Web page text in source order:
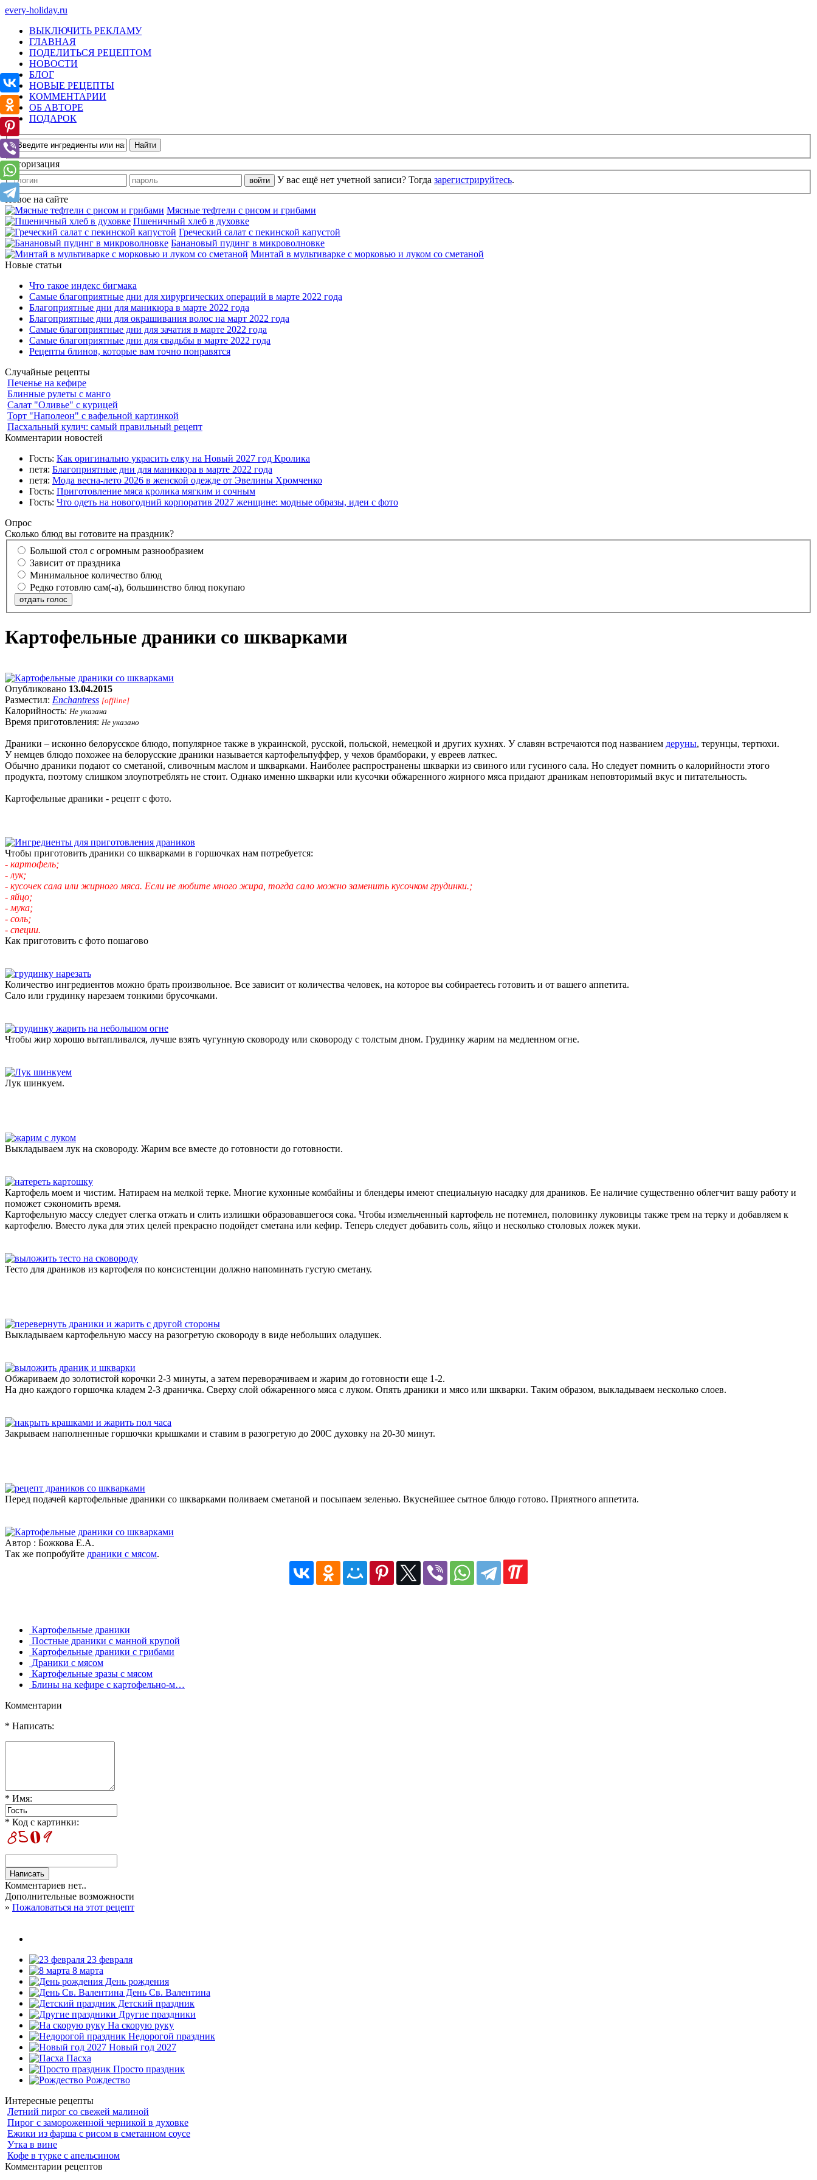
every-holiday.ru
ВЫКЛЮЧИТЬ РЕКЛАМУ
ГЛАВНАЯ
ПОДЕЛИТЬСЯ РЕЦЕПТОМ
НОВОСТИ
БЛОГ
НОВЫЕ РЕЦЕПТЫ
КОММЕНТАРИИ
ОБ АВТОРЕ
ПОДАРОК
Авторизация
У вас ещё нет учетной записи? Тогда зарегистрируйтесь.
Новое на сайте
Мясные тефтели с рисом и грибами
Пшеничный хлеб в духовке
Греческий салат с пекинской капустой
Банановый пудинг в микроволновке
Минтай в мультиварке с морковью и луком со сметаной
Новые статьи
Что такое индекс бигмака
Самые благоприятные дни для хирургических операций в марте 2022 года
Благоприятные дни для маникюра в марте 2022 года
Благоприятные дни для окрашивания волос на март 2022 года
Самые благоприятные дни для зачатия в марте 2022 года
Самые благоприятные дни для свадьбы в марте 2022 года
Рецепты блинов, которые вам точно понравятся
Случайные рецепты
Печенье на кефире
Блинные рулеты с манго
Салат "Оливье" с курицей
Торт "Наполеон" с вафельной картинкой
Пасхальный кулич: самый правильный рецепт
Комментарии новостей
Гость: Как оригинально украсить елку на Новый 2027 год Кролика
петя: Благоприятные дни для маникюра в марте 2022 года
петя: Мода весна-лето 2026 в женской одежде от Эвелины Хромченко
Гость: Приготовление мяса кролика мягким и сочным
Гость: Что одеть на новогодний корпоратив 2027 женщине: модные образы, идеи с фото
Опрос
Сколько блюд вы готовите на праздник?
Большой стол с огромным разнообразием
Зависит от праздника
Минимальное количество блюд
Редко готовлю сам(-а), большинство блюд покупаю
отдать голос
Картофельные драники со шкварками
Опубликовано 13.04.2015
Разместил: Enchantress [offline]
Калорийность: Не указана
Время приготовления: Не указано
Драники – исконно белорусское блюдо, популярное также в украинской, русской, польской, немецкой и других кухнях. У славян встречаются под названием деруны, терунцы, тертюхи.
У немцев блюдо похожее на белорусские драники называется картофельпуффер, у чехов брамбораки, у евреев латкес.
Обычно драники подают со сметаной, сливочным маслом и шкварками. Наиболее распространены шкварки из свиного или гусиного сала. Но следует помнить о калорийности этого
продукта, поэтому слишком злоупотреблять не стоит. Однако именно шкварки или кусочки обжаренного жирного мяса придают драникам неповторимый вкус и питательность.
Картофельные драники - рецепт с фото.
Чтобы приготовить драники со шкварками в горшочках нам потребуется:
- картофель;
- лук;
- кусочек сала или жирного мяса. Если не любите много жира, тогда сало можно заменить кусочком грудинки.;
- яйцо;
- мука;
- соль;
- специи.
Как приготовить с фото пошагово
Количество ингредиентов можно брать произвольное. Все зависит от количества человек, на которое вы собираетесь готовить и от вашего аппетита.
Сало или грудинку нарезаем тонкими брусочками.
Чтобы жир хорошо вытапливался, лучше взять чугунную сковороду или сковороду с толстым дном. Грудинку жарим на медленном огне.
Лук шинкуем.
Выкладываем лук на сковороду. Жарим все вместе до готовности до готовности.
Картофель моем и чистим. Натираем на мелкой терке. Многие кухонные комбайны и блендеры имеют специальную насадку для драников. Ее наличие существенно облегчит вашу работу и
поможет сэкономить время.
Картофельную массу следует слегка отжать и слить излишки образовавшегося сока. Чтобы измельченный картофель не потемнел, половинку луковицы также трем на терку и добавляем к
картофелю. Вместо лука для этих целей прекрасно подойдет сметана или кефир. Теперь следует добавить соль, яйцо и несколько столовых ложек муки.
Тесто для драников из картофеля по консистенции должно напоминать густую сметану.
Выкладываем картофельную массу на разогретую сковороду в виде небольших оладушек.
Обжариваем до золотистой корочки 2-3 минуты, а затем переворачиваем и жарим до готовности еще 1-2.
На дно каждого горшочка кладем 2-3 драничка. Сверху слой обжаренного мяса с луком. Опять драники и мясо или шкварки. Таким образом, выкладываем несколько слоев.
Закрываем наполненные горшочки крышками и ставим в разогретую до 200С духовку на 20-30 минут.
Перед подачей картофельные драники со шкварками поливаем сметаной и посыпаем зеленью. Вкуснейшее сытное блюдо готово. Приятного аппетита.
Автор : Божкова Е.А.
Так же попробуйте драники с мясом.
Картофельные драники
Постные драники с манной крупой
Картофельные драники с грибами
Драники с мясом
Картофельные зразы с мясом
Блины на кефире с картофельно-м…
Комментарии
* Написать:
* Имя:
* Код с картинки:
Комментариев нет..
Дополнительные возможности
» Пожаловаться на этот рецепт
23 февраля
8 марта
День рождения
День Св. Валентина
Детский праздник
Другие праздники
На скорую руку
Недорогой праздник
Новый год 2027
Пасха
Просто праздник
Рождество
Интересные рецепты
Летний пирог со свежей малиной
Пирог с замороженной черникой в духовке
Ежики из фарша с рисом в сметанном соусе
Утка в вине
Кофе в турке с апельсином
Комментарии рецептов